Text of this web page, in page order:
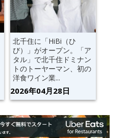
北千住に「HiBi（ひ
び）」がオープン。「ア
タル」で北千住ドミナン
トのトーヤーマン、初の
洋食ワイン業...
2026年04月28日